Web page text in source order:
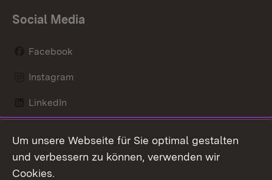
Social Media
Facebook
Instagram
LinkedIn
X / Twitter
Um unsere Webseite für Sie optimal gestalten
und verbessern zu können, verwenden wir
Cookies.